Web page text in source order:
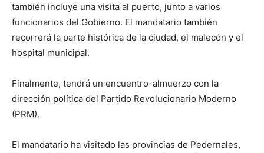
también incluye una visita al puerto, junto a varios
funcionarios del Gobierno. El mandatario también
recorrerá la parte histórica de la ciudad, el malecón y el
hospital municipal.
Finalmente, tendrá un encuentro-almuerzo con la
dirección política del Partido Revolucionario Moderno
(PRM).
El mandatario ha visitado las provincias de Pedernales,